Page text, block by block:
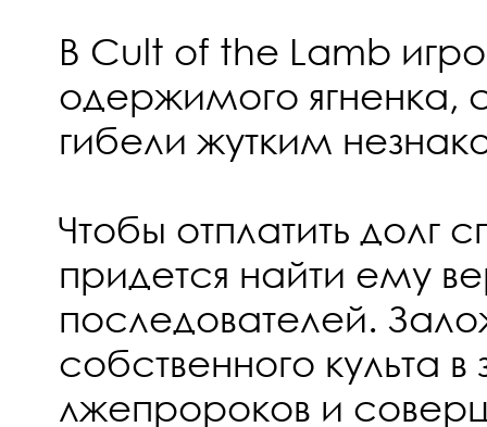
В Cult of the Lamb
одержимого ягненка,
гибели жутким
Чтобы отплатить долг
придется найти ему
последователей.
собственного культа в
лжепророков и